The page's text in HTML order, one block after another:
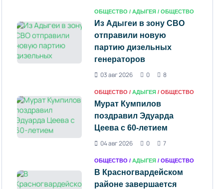
ОБЩЕСТВО / АДЫГЕЯ / ОБЩЕСТВО
Из Адыгеи в зону СВО
отправили новую
партию дизельных
генераторов
03 авг 2026
0 8
ОБЩЕСТВО / АДЫГЕЯ / ОБЩЕСТВО
Мурат Кумпилов
поздравил Эдуарда
Цеева с 60-летием
04 авг 2026
0 7
ОБЩЕСТВО / АДЫГЕЯ / ОБЩЕСТВО
В Красногвардейском
районе завершается